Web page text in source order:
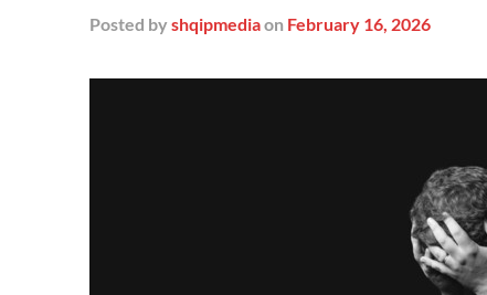
Posted by shqipmediaon February 16, 2026